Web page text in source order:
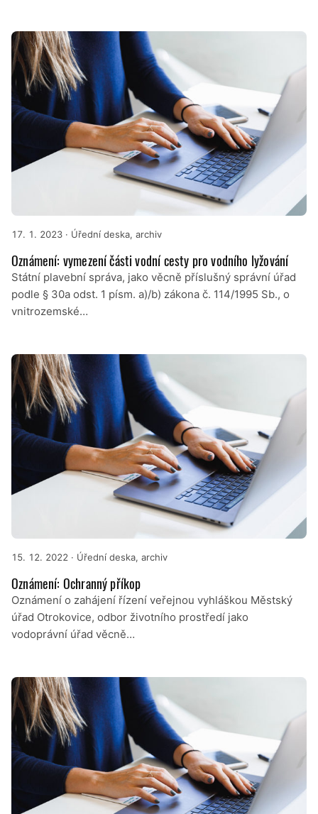
17. 1. 2023 · Úřední deska, archiv
Oznámení: vymezení části vodní cesty pro vodního lyžování
Státní plavební správa, jako věcně příslušný správní úřad
podle § 30a odst. 1 písm. a)/b) zákona č. 114/1995 Sb., o
vnitrozemské…
15. 12. 2022 · Úřední deska, archiv
Oznámení: Ochranný příkop
Oznámení o zahájení řízení veřejnou vyhláškou Městský
úřad Otrokovice, odbor životního prostředí jako
vodoprávní úřad věcně…